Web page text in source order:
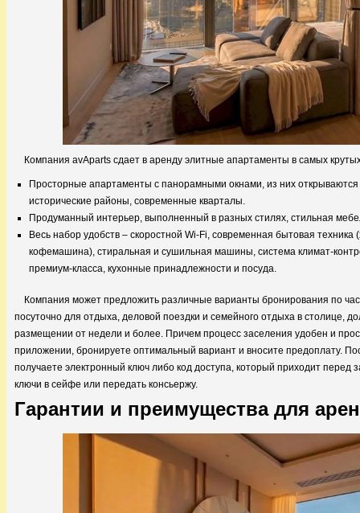
Компания avAparts сдает в аренду элитные апартаменты в самых
Просторные апартаменты с панорамными окнами, из них
исторические районы, современные кварталы.
Продуманный интерьер, выполненный в разных стилях, стильная
Весь набор удобств – скоростной Wi-Fi, современная бытовая техника
кофемашина), стиральная и сушильная машины, система климат-
премиум-класса, кухонные принадлежности и посуда.
Компания может предложить различные варианты бронирования по
посуточно для отдыха, деловой поездки и семейного отдыха в столице,
размещении от недели и более. Причем процесс заселения удобен и
приложении, бронируете оптимальный вариант и вносите предоплату.
получаете электронный ключ либо код доступа, который приходит перед
ключи в сейфе или передать консьержу.
Гарантии и преимущества для